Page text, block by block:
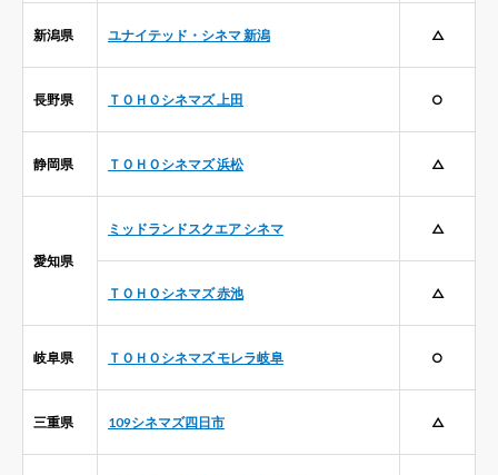
新潟県 ユナイテッド・シネマ 新潟 △
長野県 ＴＯＨＯシネマズ 上田 ○
静岡県 ＴＯＨＯシネマズ 浜松 △
愛知県
ミッドランドスクエア シネマ △
ＴＯＨＯシネマズ 赤池 △
岐阜県 ＴＯＨＯシネマズ モレラ岐阜 ○
三重県 109シネマズ四日市 △